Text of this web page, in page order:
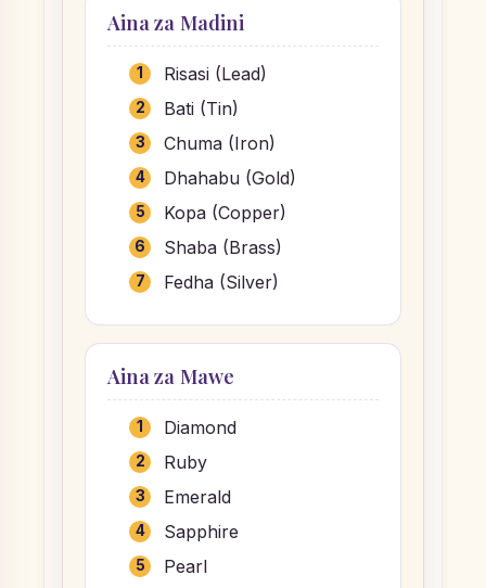
Aina za Madini
Risasi (Lead)
Bati (Tin)
Chuma (Iron)
Dhahabu (Gold)
Kopa (Copper)
Shaba (Brass)
Fedha (Silver)
Aina za Mawe
Diamond
Ruby
Emerald
Sapphire
Pearl